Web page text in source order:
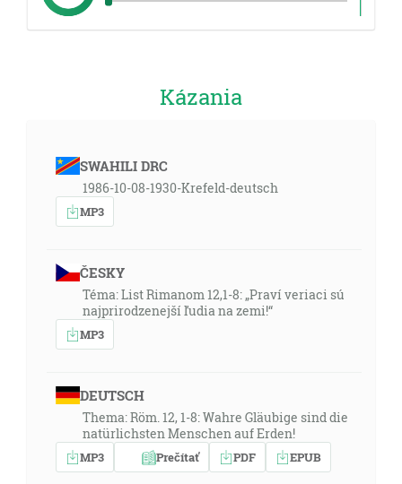
Kázania
SWAHILI DRC
1986-10-08-1930-Krefeld-deutsch
MP3
ČESKY
Téma: List Rimanom 12,1-8: „Praví veriaci sú
najprirodzenejší ľudia na zemi!“
MP3
DEUTSCH
Thema: Röm. 12, 1-8: Wahre Gläubige sind die
natürlichsten Menschen auf Erden!
MP3 Prečítať PDF EPUB